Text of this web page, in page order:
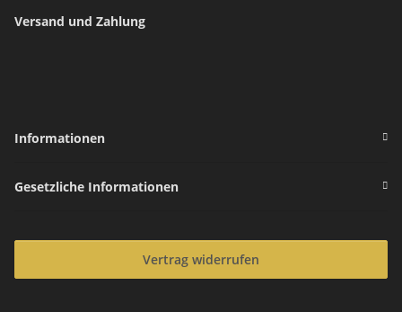
Versand und Zahlung
Informationen
Gesetzliche Informationen
Vertrag widerrufen